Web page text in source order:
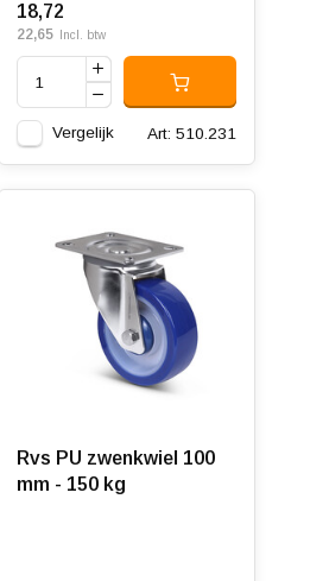
18,72
22,65 Incl. btw
Vergelijk Art: 510.231
Rvs PU zwenkwiel 100
mm - 150 kg